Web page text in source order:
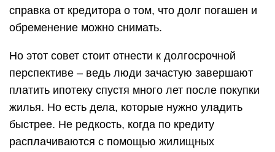
справка от кредитора о том, что долг погашен и
обременение можно снимать.
Но этот совет стоит отнести к долгосрочной
перспективе – ведь люди зачастую завершают
платить ипотеку спустя много лет после покупки
жилья. Но есть дела, которые нужно уладить
быстрее. Не редкость, когда по кредиту
расплачиваются с помощью жилищных